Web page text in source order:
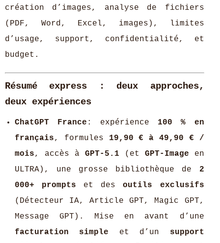
création d’images, analyse de fichiers
(PDF, Word, Excel, images), limites
d’usage, support, confidentialité, et
budget.
Résumé express : deux approches,
deux expériences
ChatGPT France : expérience 100 % en
français, formules 19,90 € à 49,90 € /
mois, accès à GPT-5.1 (et GPT-Image en
ULTRA), une grosse bibliothèque de 2
000+ prompts et desoutils exclusifs
(Détecteur IA, Article GPT, Magic GPT,
Message GPT). Mise en avant d’une
facturation simple et d’un support